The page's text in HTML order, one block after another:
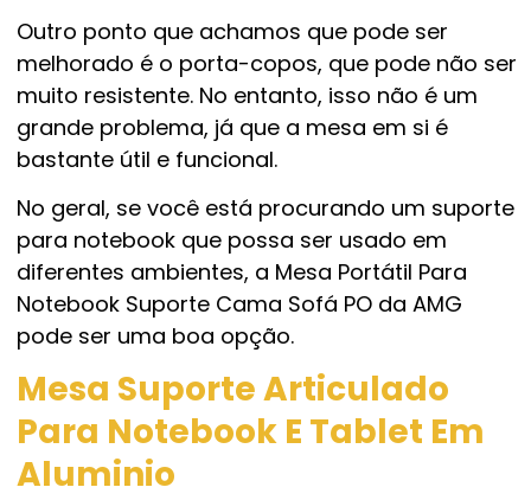
Outro ponto que achamos que pode ser
melhorado é o porta-copos, que pode não ser
muito resistente. No entanto, isso não é um
grande problema, já que a mesa em si é
bastante útil e funcional.
No geral, se você está procurando um suporte
para notebook que possa ser usado em
diferentes ambientes, a Mesa Portátil Para
Notebook Suporte Cama Sofá PO da AMG
pode ser uma boa opção.
Mesa Suporte Articulado
Para Notebook E Tablet Em
Aluminio